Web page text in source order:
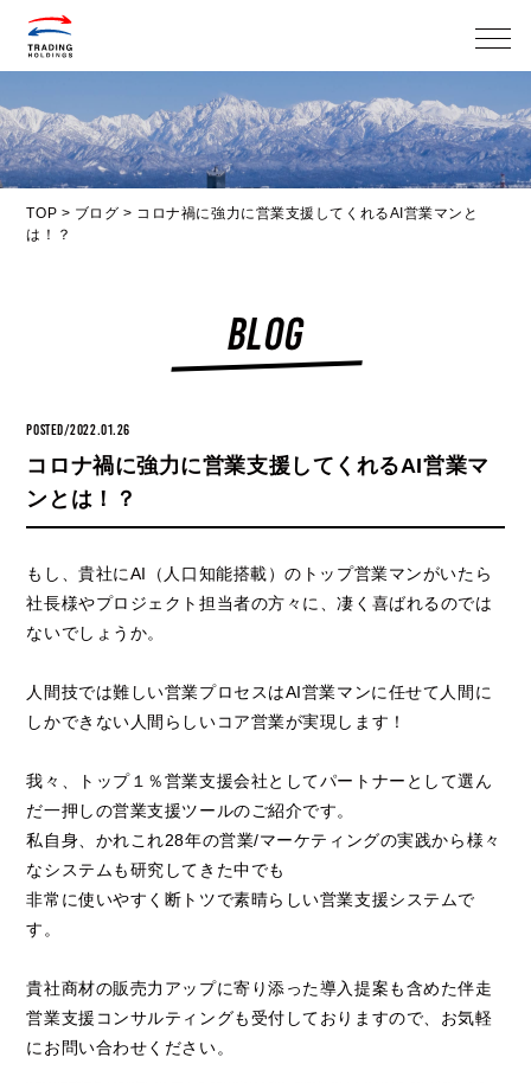
メニ
TOP > ブログ > コロナ禍に強力に営業支援してくれるAI営業マンと
は！？
BLOG
POSTED/2022.01.26
コロナ禍に強力に営業支援してくれるAI営業マ
ンとは！？
もし、貴社にAI（人口知能搭載）のトップ営業マンがいたら
社長様やプロジェクト担当者の方々に、凄く喜ばれるのでは
ないでしょうか。
人間技では難しい営業プロセスはAI営業マンに任せて人間に
しかできない人間らしいコア営業が実現します！
我々、トップ１％営業支援会社としてパートナーとして選ん
だ一押しの営業支援ツールのご紹介です。
私自身、かれこれ28年の営業/マーケティングの実践から様々
なシステムも研究してきた中でも
非常に使いやすく断トツで素晴らしい営業支援システムで
す。
貴社商材の販売力アップに寄り添った導入提案も含めた伴走
営業支援コンサルティングも受付しておりますので、お気軽
にお問い合わせください。